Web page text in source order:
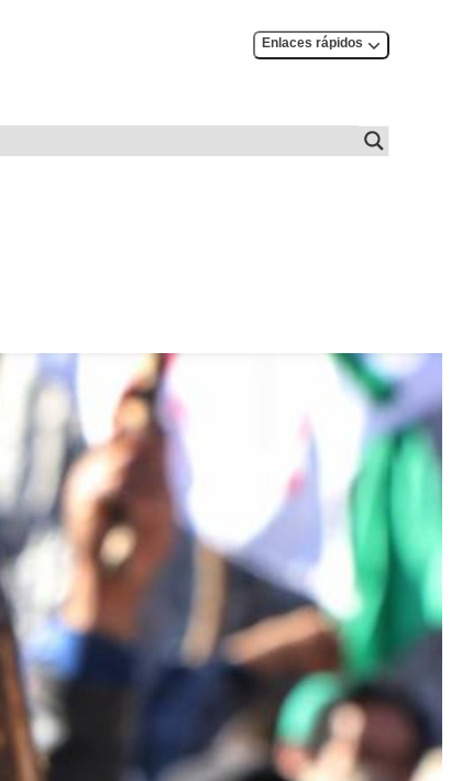
Enlaces rápidos